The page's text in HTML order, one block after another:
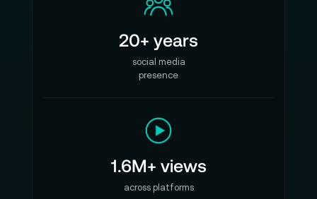
20+ years
social media
presence
1.6M+ views
across platforms